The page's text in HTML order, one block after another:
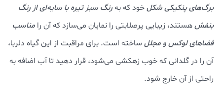
برگ‌های پنکیکی شکلخود که بهرنگ سبز تیره با سایه‌‌ای از رنگ
بنفشهستند، زیبایی پرصلابتی را نمایان می‌سازد که آن را مناسب
فضاهای لوکس و مجلل ساخته است. برای مراقبت از این گیاه دلربا،
آن را در گلدانی که خوب زهکشی می‌شود، قرار دهید تا آب اضافه به
راحتی از آن خارج شود.